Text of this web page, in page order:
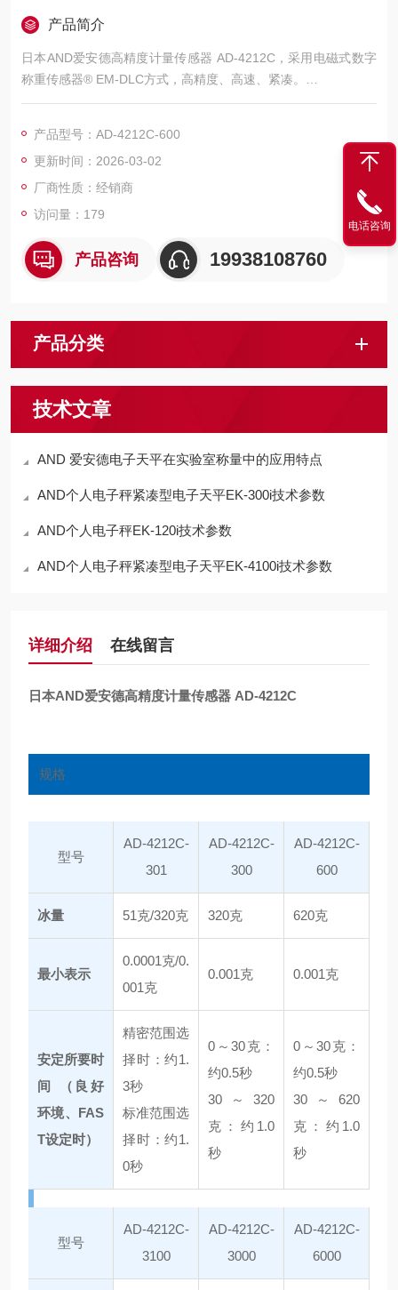
产品简介
日本AND爱安德高精度计量传感器 AD-4212C，采用电磁式数字
称重传感器® EM-DLC方式，高精度、高速、紧凑。
C-SHS（紧凑型超级混合传感器）搭载，0.5秒高速响应，每秒5
产品型号：AD-4212C-600
更新时间：2026-03-02
厂商性质：经销商
访问量：179
产品咨询 19938108760
产品分类
技术文章
AND 爱安德电子天平在实验室称量中的应用特点
AND个人电子秤紧凑型电子天平EK-300i技术参数
AND个人电子秤EK-120i技术参数
AND个人电子秤紧凑型电子天平EK-4100i技术参数
详细介绍 在线留言
日本AND爱安德高精度计量传感器 AD-4212C
规格
型号
AD-4212C-
301
AD-4212C-
300
AD-4212C-
600
冰量 51克/320克 320克 620克
最小表示
0.0001克/0.
001克
0.001克 0.001克
安定所要时
间 （良好
环境、FAS
T设定时）
精密范围选
择时：约1.
3秒
标准范围选
择时：约1.
0秒
0～30克：
约0.5秒
30～320
克：约1.0
秒
0～30克：
约0.5秒
30～620
克：约1.0
秒
型号
AD-4212C-
3100
AD-4212C-
3000
AD-4212C-
6000
电话咨询